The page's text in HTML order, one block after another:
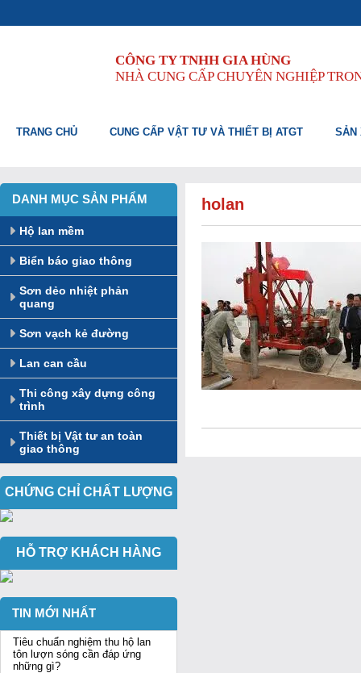
CÔNG TY TNHH GIA HÙNG
NHÀ CUNG CẤP CHUYÊN NGHIỆP
TRANG CHỦ CUNG CẤP VẬT TƯ VÀ THIẾT BỊ ATGT SẢN
DANH MỤC SẢN PHẨM
Hộ lan mềm
Biển báo giao thông
Sơn dẻo nhiệt phản
quang
Sơn vạch kẻ đường
Lan can cầu
Thi công xây dựng công
trình
Thiết bị Vật tư an toàn
giao thông
CHỨNG CHỈ CHẤT LƯỢNG
HỖ TRỢ KHÁCH HÀNG
TIN MỚI NHẤT
Tiêu chuẩn nghiệm thu hộ lan
tôn lượn sóng cần đáp ứng
những gì?
holan